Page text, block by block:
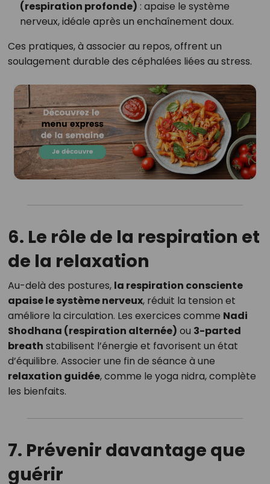
(respiration profonde) : apaise le système
nerveux, idéale après un enchaînement doux.
Ces pratiques, à associer au repos, offrent un
soulagement durable des céphalées liées au stress.
6. Le rôle de la respiration et
de la relaxation
Au-delà des postures, la respiration consciente
apaise le système nerveux, réduit la tension et
améliore la circulation. Les exercices comme Nadi
Shodhana (respiration alternée) ou 3-parted
breath stabilisent l’énergie et favorisent un état
d’équilibre. Associer une fin de séance à une
relaxation guidée, comme le yoga nidra, complète
les bienfaits.
7. Prévenir davantage que
guérir